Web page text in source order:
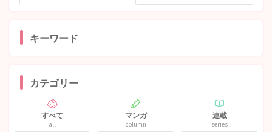
キーワード
カテゴリー
すべて
all
マンガ
column
連載
series